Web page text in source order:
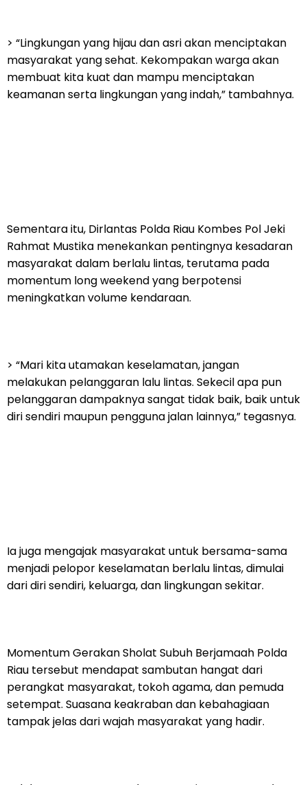
> “Lingkungan yang hijau dan asri akan menciptakan
masyarakat yang sehat. Kekompakan warga akan
membuat kita kuat dan mampu menciptakan
keamanan serta lingkungan yang indah,” tambahnya.
Sementara itu, Dirlantas Polda Riau Kombes Pol Jeki
Rahmat Mustika menekankan pentingnya kesadaran
masyarakat dalam berlalu lintas, terutama pada
momentum long weekend yang berpotensi
meningkatkan volume kendaraan.
> “Mari kita utamakan keselamatan, jangan
melakukan pelanggaran lalu lintas. Sekecil apa pun
pelanggaran dampaknya sangat tidak baik, baik untuk
diri sendiri maupun pengguna jalan lainnya,” tegasnya.
Ia juga mengajak masyarakat untuk bersama-sama
menjadi pelopor keselamatan berlalu lintas, dimulai
dari diri sendiri, keluarga, dan lingkungan sekitar.
Momentum Gerakan Sholat Subuh Berjamaah Polda
Riau tersebut mendapat sambutan hangat dari
perangkat masyarakat, tokoh agama, dan pemuda
setempat. Suasana keakraban dan kebahagiaan
tampak jelas dari wajah masyarakat yang hadir.